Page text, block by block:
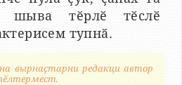
шыва тӗрлӗ тӗслӗ
тупнӑ.
вырнаҫтарни редакци автор